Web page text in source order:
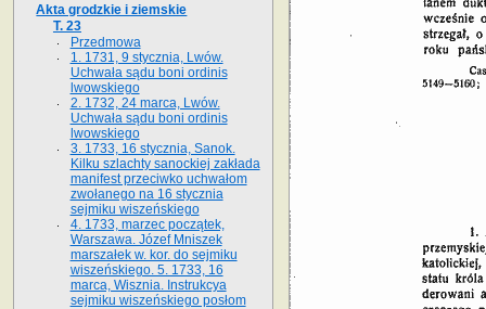
Akta grodzkie i ziemskie
T. 23
Przedmowa
1. 1731, 9 stycznia, Lwów.
Uchwała sądu boni ordinis
lwowskiego
2. 1732, 24 marca, Lwów.
Uchwała sądu boni ordinis
lwowskiego
3. 1733, 16 stycznia, Sanok.
Kilku szlachty sanockiej zakłada
manifest przeciwko uchwałom
zwołanego na 16 stycz­nia
sejmiku wiszeńskiego
4. 1733, marzec początek,
Warszawa. Józef Mniszek
marszałek w. kor. do sejmiku
wiszeńskiego. 5. 1733, 16
marca, Wisznia. Instrukcya
sejmiku wiszeńskiego posłom